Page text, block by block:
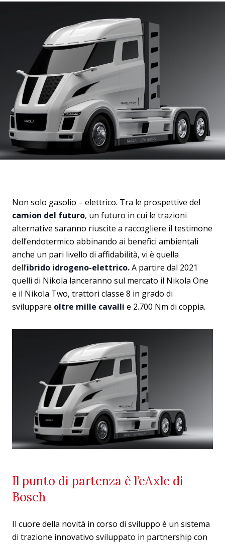
Non solo gasolio – elettrico. Tra le prospettive del
camion del futuro, un futuro in cui le trazioni
alternative saranno riuscite a raccogliere il testimone
dell’endotermico abbinando ai benefici ambientali
anche un pari livello di affidabilità, vi è quella
dell’ibrido idrogeno-elettrico.A partire dal 2021
quelli di Nikola lanceranno sul mercato il Nikola One
e il Nikola Two, trattori classe 8 in grado di
sviluppare oltre mille cavalli e 2.700 Nm di coppia.
Il punto di partenza è l’eAxle di
Bosch
Il cuore della novità in corso di sviluppo è un sistema
di trazione innovativo sviluppato in partnership con